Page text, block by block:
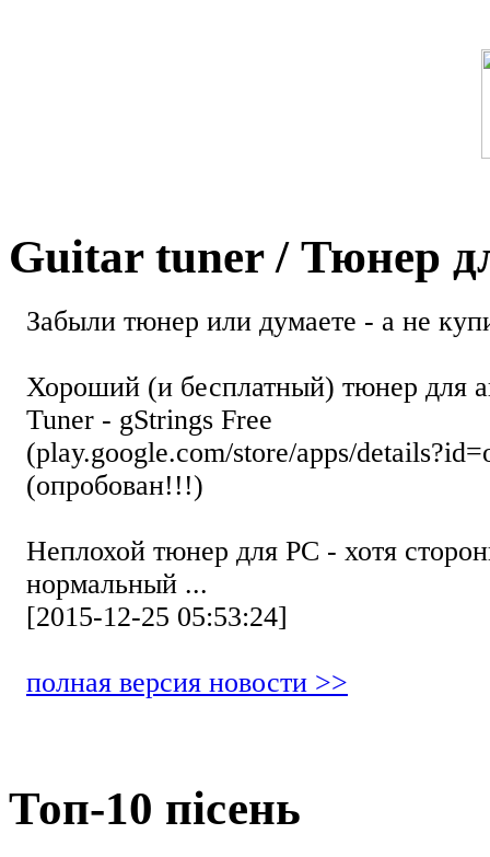
Guitar tuner / Тюнер
Забыли тюнер или думаете - а не
Хороший (и бесплатный) тюнер для
Tuner - gStrings Free
(play.google.com/store/apps/
(опробован!!!)
Неплохой тюнер для РС - хотя
нормальный ...
[2015-12-25 05:53:24]
полная версия новости >>
Топ-10 пісень